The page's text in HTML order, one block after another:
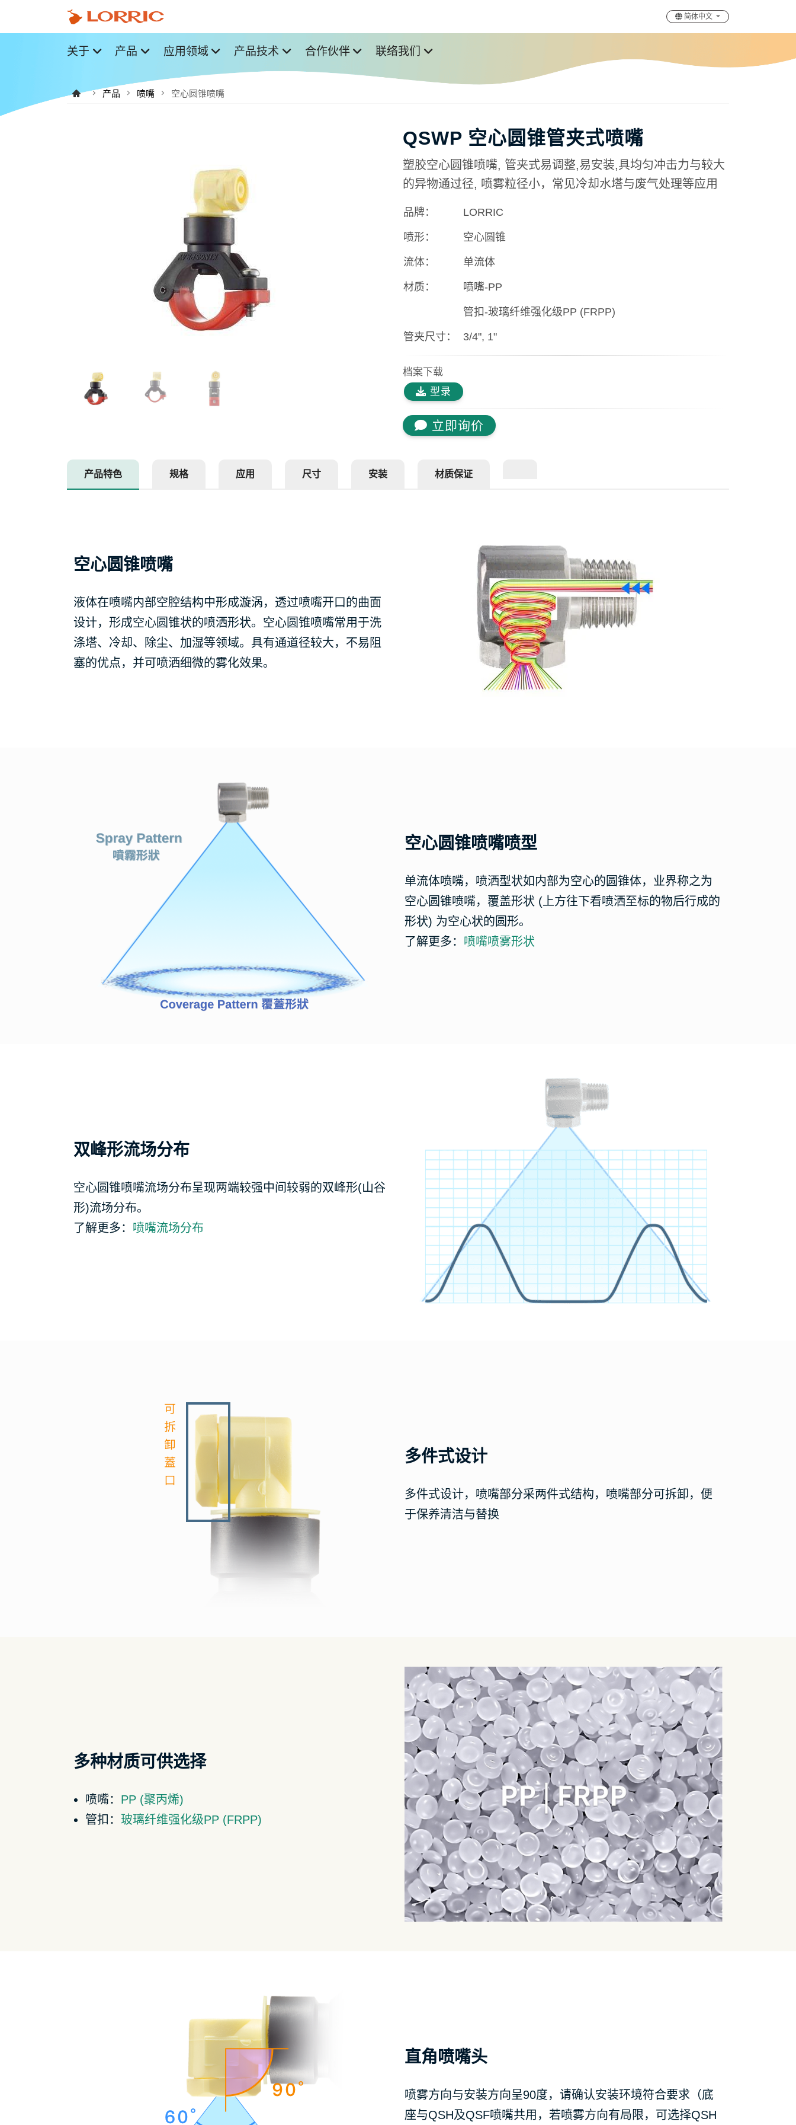
简体中文
关于 产品 应用领域 产品技术 合作伙伴 联络我们
产品 喷嘴 空心圆锥喷嘴
QSWP 空心圆锥管夹式喷嘴
塑胶空心圆锥喷嘴, 管夹式易调整,易安装,具均匀冲击力与较大
的异物通过径, 喷雾粒径小，常见冷却水塔与废气处理等应用
品牌： LORRIC
喷形： 空心圆锥
流体： 单流体
材质： 喷嘴-PP
管扣-玻璃纤维强化级PP (FRPP)
管夹尺寸： 3/4", 1"
档案下载
型录
立即询价
产品特色 规格 应用 尺寸 安装 材质保证
空心圆锥喷嘴
液体在喷嘴内部空腔结构中形成漩涡，透过喷嘴开口的曲面
设计，形成空心圆锥状的喷洒形状。空心圆锥喷嘴常用于洗
涤塔、冷却、除尘、加湿等领域。具有通道径较大，不易阻
塞的优点，并可喷洒细微的雾化效果。
空心圆锥喷嘴喷型
单流体喷嘴，喷洒型状如内部为空心的圆锥体，业界称之为
空心圆锥喷嘴，覆盖形状 (上方往下看喷洒至标的物后行成的
形状) 为空心状的圆形。
了解更多： 喷嘴喷雾形状
双峰形流场分布
空心圆锥喷嘴流场分布呈现两端较强中间较弱的双峰形(山谷
形)流场分布。
了解更多： 喷嘴流场分布
多件式设计
多件式设计，喷嘴部分采两件式结构，喷嘴部分可拆卸，便
于保养清洁与替换
多种材质可供选择
喷嘴： PP (聚丙烯)
管扣： 玻璃纤维强化级PP (FRPP)
直角喷嘴头
喷雾方向与安装方向呈90度，请确认安装环境符合要求（底
座与QSH及QSF喷嘴共用，若喷雾方向有局限，可选择QSH